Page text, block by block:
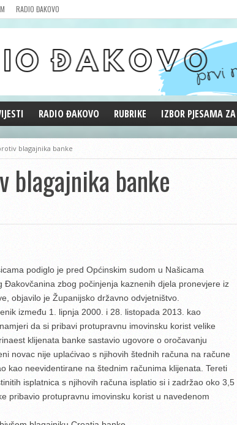
RADIO ĐAKOVO
RADIO ĐAKOVO
MARKETING
RUBRIKE
REPRIZE EMISIJA
DOBRE VIBRACIJE
ĐAKOVO GRADE
WEB ANKETA
IZBOR PJESAMA
blagajnika banke
blagajnika banke
podiglo je pred Općinskim sudom u Našicama
Đakovčanina zbog počinjenja kaznenih djela pronevjere iz
objavilo je Županijsko državno odvjetništvo.
između 1. lipnja 2000. i 28. listopada 2013. kao
da si pribavi protupravnu imovinsku korist velike
klijenata banke sastavio ugovore o oročavanju
novac nije uplaćivao s njihovih štednih računa na račune
kao neevidentirane na štednim računima klijenata. Tereti
isplatnica s njihovih računa isplatio si i zadržao oko 3,5
pribavio protupravnu imovinsku korist u navedenom